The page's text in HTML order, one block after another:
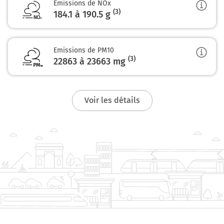
A35
ENTZHEIM
Sortir et rejoindre A35 E25. Continuer sur 300 mètres
ST DIÉ DES VOSGES
Par Tunnel
MULHOUSE
COLMAR
OBERNAI
16,7 km
17,0 km
Emissions de NOx
184.1 à 190.5 g (3)
Emissions de PM10
22863 à 23663 mg (3)
Voir les détails